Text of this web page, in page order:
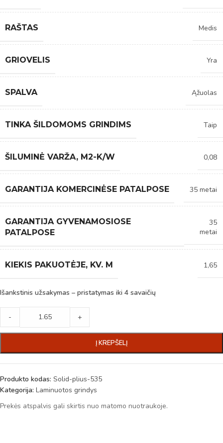
RAŠTAS Medis
GRIOVELIS Yra
SPALVA Ąžuolas
TINKA ŠILDOMOMS GRINDIMS Taip
ŠILUMINĖ VARŽA, M2-K/W 0,08
GARANTIJA KOMERCINĖSE PATALPOSE 35 metai
GARANTIJA GYVENAMOSIOSE
PATALPOSE
35
metai
KIEKIS PAKUOTĖJE, KV. M 1,65
Išankstinis užsakymas – pristatymas iki 4 savaičių
- +
Į KREPŠELĮ
Produkto kodas: Solid-plius-535
Kategorija: Laminuotos grindys
Prekės atspalvis gali skirtis nuo matomo nuotraukoje.